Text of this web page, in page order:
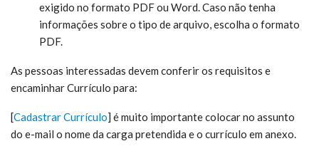
exigido no formato PDF ou Word. Caso não tenha
informações sobre o tipo de arquivo, escolha o formato
PDF.
As pessoas interessadas devem conferir os requisitos e
encaminhar Currículo para:
[Cadastrar Currículo] é muito importante colocar no assunto
do e-mail o nome da carga pretendida e o currículo em anexo.